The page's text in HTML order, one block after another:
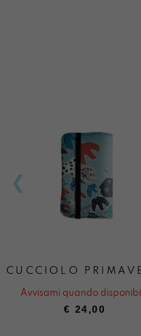
CUCCIOLO
Avvisami quando
€ 24,00